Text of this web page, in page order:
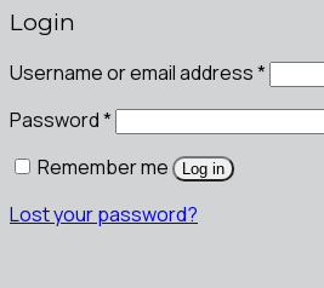
Login
Username or email address*
Password*
Remember me
Log in
Lost your password?